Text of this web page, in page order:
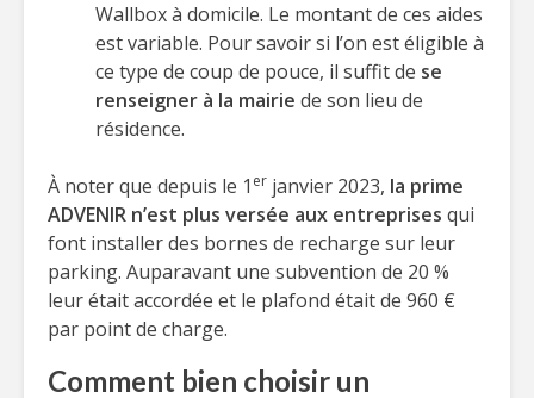
Wallbox à domicile. Le montant de ces aides
est variable. Pour savoir si l’on est éligible à
ce type de coup de pouce, il suffit de se
renseigner à la mairie de son lieu de
résidence.
À noter que depuis le 1 er janvier 2023, la prime
ADVENIR n’est plus versée aux entreprises qui
font installer des bornes de recharge sur leur
parking. Auparavant une subvention de 20 %
leur était accordée et le plafond était de 960 €
par point de charge.
Comment bien choisir un